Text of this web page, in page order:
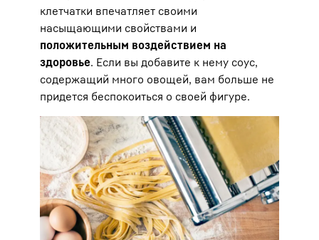
клетчатки впечатляет своими
насыщающими свойствами и
положительным воздействием на
здоровье. Если вы добавите к нему соус,
содержащий много овощей, вам больше не
придется беспокоиться о своей фигуре.